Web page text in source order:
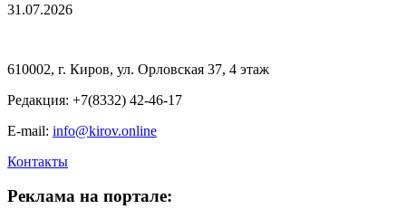
31.07.2026
610002, г. Киров, ул. Орловская 37, 4 этаж
Редакция: +7(8332) 42-46-17
E-mail: info@kirov.online
Контакты
Реклама на портале: